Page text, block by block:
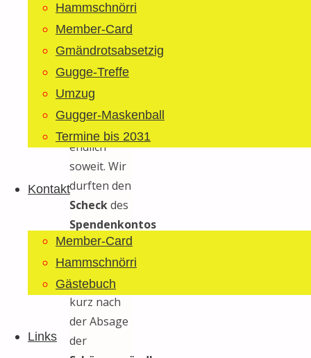
Hammschnörri
Member-Card
Gmändrotsabsetzig
Gugge-Treffe
Umzug
Gugger-Maskenball
Termine bis 2031
Kontakt
Member-Card
Hammschnörri
Gästebuch
Links
Lockerung
der Corona
Schutzmassnahmen
war es
letzten
Samstag
endlich
soweit. Wir
durften den
Scheckdes
Spendenkontos
welches die
Guggenmusig
Sauknapp
kurz nach
der Absage
der